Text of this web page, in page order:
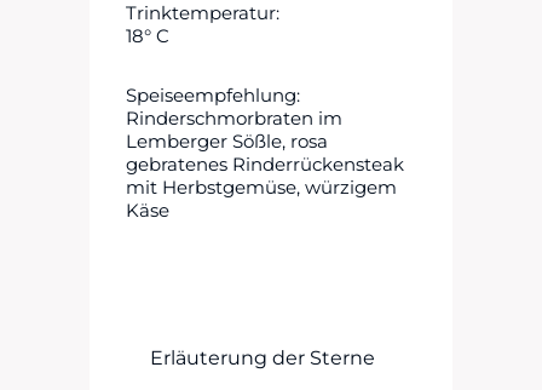
Trinktemperatur:
18° C
Speiseempfehlung:
Rinderschmorbraten im
Lemberger Sößle, rosa
gebratenes Rinderrückensteak
mit Herbstgemüse, würzigem
Käse
Erläuterung der Sterne